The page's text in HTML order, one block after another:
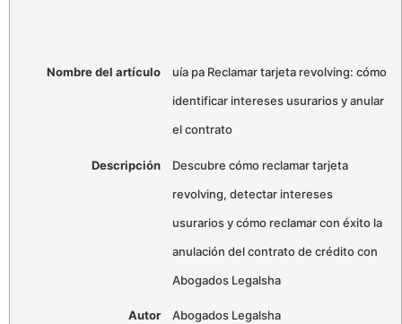
Nombre del artículo
uía pa Reclamar tarjeta revolving: cómo
identificar intereses usurarios y anular
el contrato
Descripción
Descubre cómo reclamar tarjeta
revolving, detectar intereses
usurarios y cómo reclamar con éxito la
anulación del contrato de crédito con
Abogados Legalsha
Autor Abogados Legalsha